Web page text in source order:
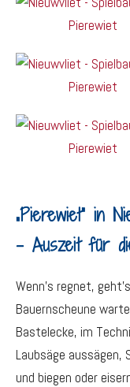
„Pierewiet“ in
– Auszeit für
Wenn’s regnet,
Bauernscheune
Bastelecke, im
Laubsäge aussägen,
und biegen oder